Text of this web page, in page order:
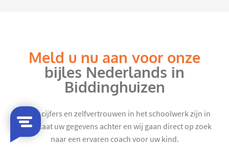
Meld u nu aan voor onze
bijles Nederlands in
Biddinghuizen
Mooie cijfers en zelfvertrouwen in het schoolwerk zijn in
zicht. Laat uw gegevens achter en wij gaan direct op zoek
naar een ervaren coach voor uw kind.